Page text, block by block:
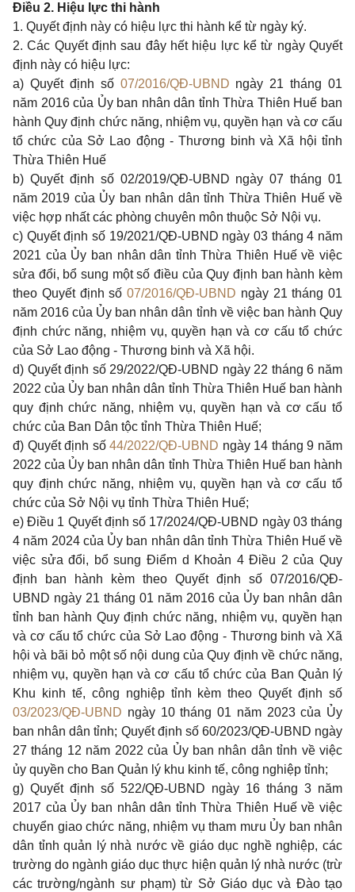
Điều 2. Hiệu lực thi hành
1. Quyết định này có hiệu lực thi hành kể từ ngày ký.
2. Các Quyết định sau đây hết hiệu lực kể từ ngày Quyết
định này có hiệu lực:
a) Quyết định số 07/2016/QĐ-UBND ngày 21 tháng 01
năm 2016 của Ủy ban nhân dân tỉnh Thừa Thiên Huế ban
hành Quy định chức năng, nhiệm vụ, quyền hạn và cơ cấu
tổ chức của Sở Lao động - Thương binh và Xã hội tỉnh
Thừa Thiên Huế
b) Quyết định số 02/2019/QĐ-UBND ngày 07 tháng 01
năm 2019 của Ủy ban nhân dân tỉnh Thừa Thiên Huế về
việc hợp nhất các phòng chuyên môn thuộc Sở Nội vụ.
c) Quyết định số 19/2021/QĐ-UBND ngày 03 tháng 4 năm
2021 của Ủy ban nhân dân tỉnh Thừa Thiên Huế về việc
sửa đổi, bổ sung một số điều của Quy định ban hành kèm
theo Quyết định số 07/2016/QĐ-UBND ngày 21 tháng 01
năm 2016 của Ủy ban nhân dân tỉnh về việc ban hành Quy
định chức năng, nhiệm vụ, quyền hạn và cơ cấu tổ chức
của Sở Lao động - Thương binh và Xã hội.
d) Quyết định số 29/2022/QĐ-UBND ngày 22 tháng 6 năm
2022 của Ủy ban nhân dân tỉnh Thừa Thiên Huế ban hành
quy định chức năng, nhiệm vụ, quyền hạn và cơ cấu tổ
chức của Ban Dân tộc tỉnh Thừa Thiên Huế;
đ) Quyết định số44/2022/QĐ-UBND ngày 14 tháng 9 năm
2022 của Ủy ban nhân dân tỉnh Thừa Thiên Huế ban hành
quy định chức năng, nhiệm vụ, quyền hạn và cơ cấu tổ
chức của Sở Nội vụ tỉnh Thừa Thiên Huế;
e)Điều 1 Quyết định số 17/2024/QĐ-UBND ngày 03 tháng
4 năm 2024 của Ủy ban nhân dân tỉnh Thừa Thiên Huế về
việc sửa đổi, bổ sung Điểm d Khoản 4 Điều 2 của Quy
định ban hành kèm theo Quyết định số 07/2016/QĐ-
UBND ngày 21 tháng 01 năm 2016 của Ủy ban nhân dân
tỉnh ban hành Quy định chức năng, nhiệm vụ, quyền hạn
và cơ cấu tổ chức của Sở Lao động - Thương binh và Xã
hội và bãi bỏ một số nội dung của Quy định về chức năng,
nhiệm vụ, quyền hạn và cơ cấu tổ chức của Ban Quản lý
Khu kinh tế, công nghiệp tỉnh kèm theo Quyết định số
03/2023/QĐ-UBND ngày 10 tháng 01 năm 2023 của Ủy
ban nhân dân tỉnh; Quyết định số 60/2023/QĐ-UBND ngày
27 tháng 12 năm 2022 của Ủy ban nhân dân tỉnh về việc
ủy quyền cho Ban Quản lý khu kinh tế, công nghiệp tỉnh;
g) Quyết định số 522/QĐ-UBND ngày 16 tháng 3 năm
2017 của Ủy ban nhân dân tỉnh Thừa Thiên Huế về việc
chuyển giao chức năng, nhiệm vụ tham mưu Ủy ban nhân
dân tỉnh quản lý nhà nước về giáo dục nghề nghiệp, các
trường do ngành giáo dục thực hiện quản lý nhà nước (trừ
các trường/ngành sư phạm) từ Sở Giáo dục và Đào tạo